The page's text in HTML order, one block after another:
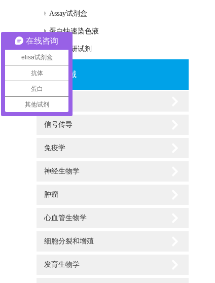
Assay试剂盒
蛋白快速染色液
其他科研试剂
研究领域
新陈代谢
信号传导
免疫学
神经生物学
肿瘤
心血管生物学
细胞分裂和增殖
发育生物学
在线咨询
elisa试剂盒
抗体
蛋白
其他试剂